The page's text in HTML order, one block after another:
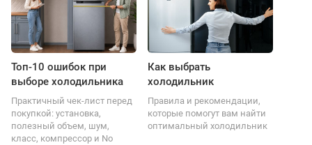
Топ-10 ошибок при
выборе холодильника
Практичный чек-лист перед
покупкой: установка,
полезный объем, шум,
класс, компрессор и No
Как выбрать
холодильник
Правила и рекомендации,
которые помогут вам найти
оптимальный холодильник